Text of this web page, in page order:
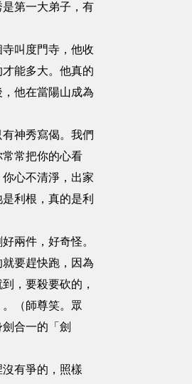
第一大弟子，有
叫度門寺，他收
能多大。他真的
他在當陽山成為
神秀寫偈。我們
常把你的心看
心不清淨，出家
利根，真的是利
兩件，好奇怪。
要趕快跑，因為
，要殺要砍的，
（師尊笑。眾
合一的「劍
有爭的，照樣